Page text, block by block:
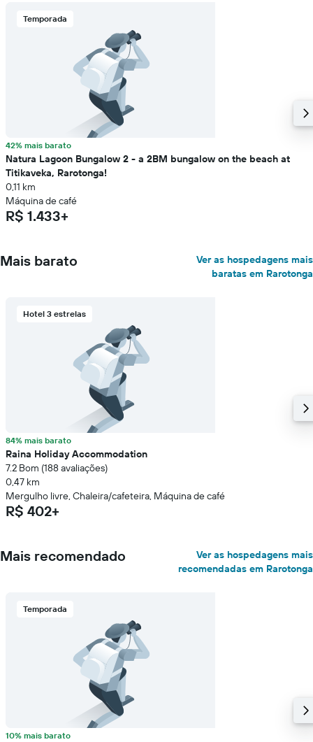
Temporada
42% mais barato
Natura Lagoon Bungalow 2 - a 2BM bungalow on the beach at
Titikaveka, Rarotonga!
0,11 km
Máquina de café
R$ 1.433+
Mais barato
Ver as hospedagens mais
baratas em Rarotonga
Hotel 3 estrelas
84% mais barato
Raina Holiday Accommodation
7.2 Bom (188 avaliações)
0,47 km
Mergulho livre, Chaleira/cafeteira, Máquina de café
R$ 402+
Mais recomendado
Ver as hospedagens mais
recomendadas em Rarotonga
Temporada
10% mais barato